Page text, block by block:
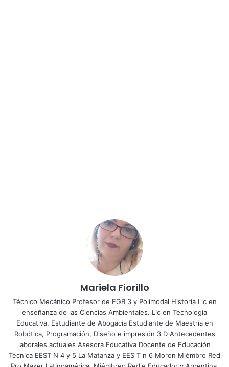
Mariela Fiorillo
Técnico Mecánico Profesor de EGB 3 y Polimodal Historia Lic en
enseñanza de las Ciencias Ambientales. Lic en Tecnología
Educativa. Estudiante de Abogacía Estudiante de Maestría en
Robótica, Programación, Diseño e impresión 3 D Antecedentes
laborales actuales Asesora Educativa Docente de Educación
Tecnica EEST N 4 y 5 La Matanza y EES T n 6 Moron Miémbro Red